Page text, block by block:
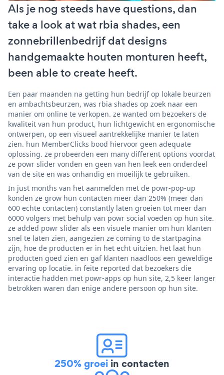
Als je nog steeds have questions, dan
take a look at wat rbia shades, een
zonnebrillenbedrijf dat designs
handgemaakte houten monturen heeft,
been able to create heeft.
Een paar maanden na getting hun bedrijf op lokale beurzen
en ambachtsbeurzen, was rbia shades op zoek naar een
manier om online te verkopen. ze wanted om bezoekers de
kwaliteit van hun product, hun lichtgewicht en ergonomische
ontwerpen, op een visueel aantrekkelijke manier te laten
zien. hun MemberClicks bood hiervoor geen adequate
oplossing. ze probeerden een many different options voordat
ze powr slider vonden en geen van hen leek een onderdeel
van de site en was onhandig en moeilijk te gebruiken.
In just months van het aanmelden met de powr-pop-up
konden ze grow hun contacten meer dan 250% (meer dan
600 echte contacten) constantly laten groeien tot meer dan
6000 volgers met behulp van powr social voeden op hun site.
ze added powr slider als een visuele manier om hun klanten
snel te laten zien, aangezien ze coming to de startpagina
zijn, hoe de producten er in het echt uitzien. het laat hun
producten goed zien en gaf klanten naadloos een geweldige
ervaring op locatie. in feite reported dat bezoekers die
interactie hadden met powr-apps op hun site, 2,5 keer langer
betrokken waren dan enige andere persoon op hun site.
250% groei in contacten